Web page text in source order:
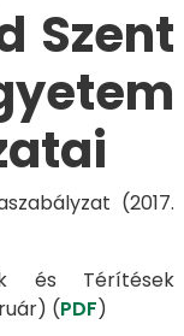
Szent
(2017.
és Térítések
(PDF)